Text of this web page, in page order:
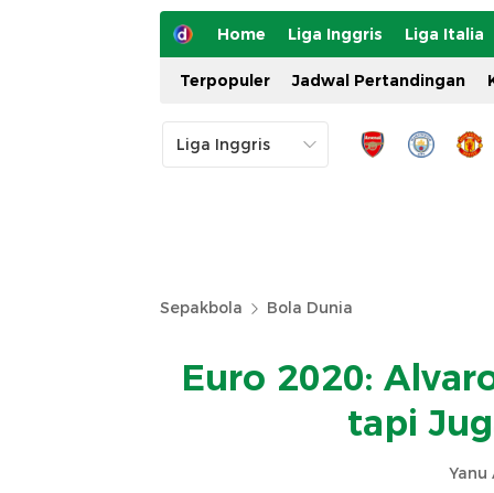
Home Liga Inggris Liga Italia
Terpopuler Jadwal Pertandingan
Sepakbola Bola Dunia
Euro 2020:
tapi
Yanu